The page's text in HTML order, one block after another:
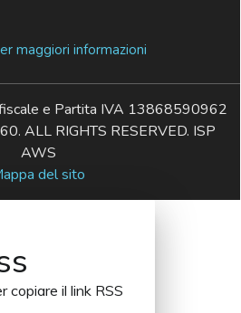
maggiori informazioni
e Partita IVA 13868590962
ALL RIGHTS RESERVED. ISP
AWS
del sito
copiare il link RSS